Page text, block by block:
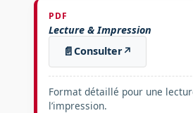
PDF
Lecture & Impression
📄Consulter↗
Format détaillé pour une
l’impression.